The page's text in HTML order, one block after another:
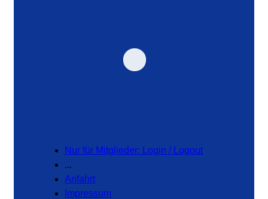
Nur für Mitglieder: Login / Logout
...
Anfahrt
Impressum